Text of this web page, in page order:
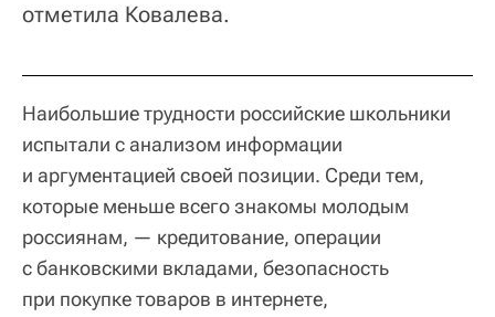
отметила Ковалева.
Наибольшие трудности российские школьники
испытали с анализом информации
и аргументацией своей позиции. Среди тем,
которые меньше всего знакомы молодым
россиянам, — кредитование, операции
с банковскими вкладами, безопасность
при покупке товаров в интернете,